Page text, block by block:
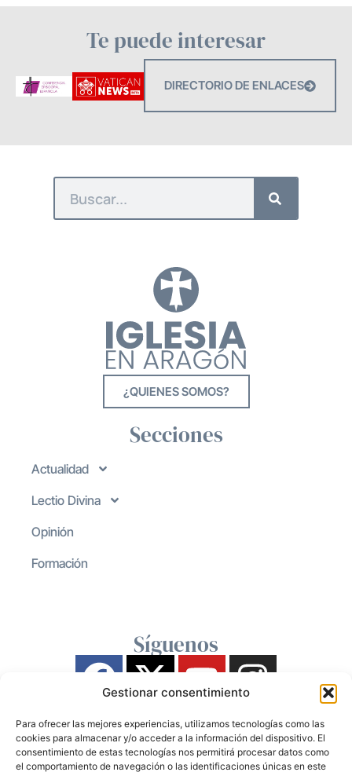
Gestionar consentimiento
Para ofrecer las mejores experiencias, utilizamos tecnologías como las
cookies para almacenar y/o acceder a la información del dispositivo. El
consentimiento de estas tecnologías nos permitirá procesar datos como
el comportamiento de navegación o las identificaciones únicas en este
Te puede interesar
DIRECTORIO DE ENLACES
¿QUIENES SOMOS?
Secciones
Actualidad
Lectio Divina
Opinión
Formación
Síguenos